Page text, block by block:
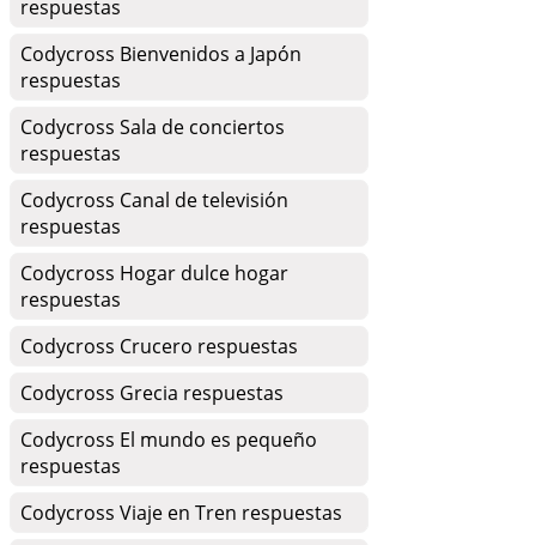
respuestas
Codycross Bienvenidos a Japón
respuestas
Codycross Sala de conciertos
respuestas
Codycross Canal de televisión
respuestas
Codycross Hogar dulce hogar
respuestas
Codycross Crucero respuestas
Codycross Grecia respuestas
Codycross El mundo es pequeño
respuestas
Codycross Viaje en Tren respuestas